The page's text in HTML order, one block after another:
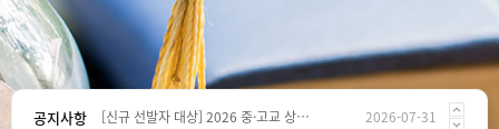
공지사항
KT&G장학재단 전자도서관 이용 방법
[중등/고교-공개모집] 멘토(선생님) 변경 신청 방법 (멘티 매칭) 2025-03-04
[신규 선발자 대상] 2026 중·고교 상상장학사업 기관추천 장학생 안내 2026-07-31